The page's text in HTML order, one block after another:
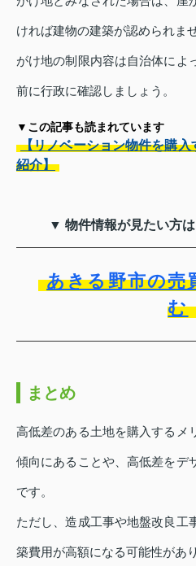
ければ建物の建築が認められませ
がけ地の制限内容は自治体によ
前に行政に確認しましょう。
▼この記事も読まれています
【リノベーション物件を購
紹介】
▼ 物件情報が見たい方
あきる野市の売
む
まとめ
高低差のある土地を購入するメ
傾向にあることや、高低差をデ
です。
ただし、造成工事や地盤改良工
築費用が高額になる可能性があ